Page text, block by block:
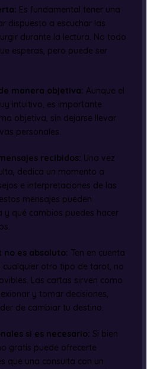
Es fundamental tener una
dispuesto a escuchar las
durante la lectura. No todo
esperas, pero puede ser
manera objetiva: Aunque el
intuitivo, es importante
objetiva, sin dejarse llevar
personales.
recibidos: Una vez
dedica un momento a
e interpretaciones de las
mensajes pueden
y qué cambios puedes hacer
es absoluto: Ten en cuenta
otro tipo de tarot, no
Las cartas sirven como
y tomar decisiones,
de cambiar tu destino.
si es necesario: Si bien
gratis puede ofrecerte
que una consulta con un